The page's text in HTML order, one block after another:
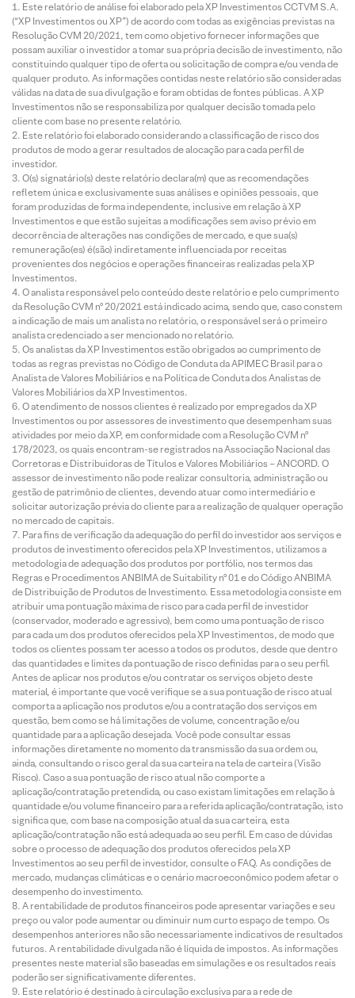
Este relatório de análise foi elaborado pela XP Investimentos CCTVM S.A.
(“XP Investimentos ou XP”) de acordo com todas as exigências previstas na
Resolução CVM 20/2021, tem como objetivo fornecer informações que
possam auxiliar o investidor a tomar sua própria decisão de investimento, não
constituindo qualquer tipo de oferta ou solicitação de compra e/ou venda de
qualquer produto. As informações contidas neste relatório são consideradas
válidas na data de sua divulgação e foram obtidas de fontes públicas. A XP
Investimentos não se responsabiliza por qualquer decisão tomada pelo
cliente com base no presente relatório.
Este relatório foi elaborado considerando a classificação de risco dos
produtos de modo a gerar resultados de alocação para cada perfil de
investidor.
O(s) signatário(s) deste relatório declara(m) que as recomendações
refletem única e exclusivamente suas análises e opiniões pessoais, que
foram produzidas de forma independente, inclusive em relação à XP
Investimentos e que estão sujeitas a modificações sem aviso prévio em
decorrência de alterações nas condições de mercado, e que sua(s)
remuneração(es) é(são) indiretamente influenciada por receitas
provenientes dos negócios e operações financeiras realizadas pela XP
Investimentos.
O analista responsável pelo conteúdo deste relatório e pelo cumprimento
da Resolução CVM nº 20/2021 está indicado acima, sendo que, caso constem
a indicação de mais um analista no relatório, o responsável será o primeiro
analista credenciado a ser mencionado no relatório.
Os analistas da XP Investimentos estão obrigados ao cumprimento de
todas as regras previstas no Código de Conduta da APIMEC Brasil para o
Analista de Valores Mobiliários e na Política de Conduta dos Analistas de
Valores Mobiliários da XP Investimentos.
O atendimento de nossos clientes é realizado por empregados da XP
Investimentos ou por assessores de investimento que desempenham suas
atividades por meio da XP, em conformidade com a Resolução CVM nº
178/2023, os quais encontram-se registrados na Associação Nacional das
Corretoras e Distribuidoras de Títulos e Valores Mobiliários – ANCORD. O
assessor de investimento não pode realizar consultoria, administração ou
gestão de patrimônio de clientes, devendo atuar como intermediário e
solicitar autorização prévia do cliente para a realização de qualquer operação
no mercado de capitais.
Para fins de verificação da adequação do perfil do investidor aos serviços e
produtos de investimento oferecidos pela XP Investimentos, utilizamos a
metodologia de adequação dos produtos por portfólio, nos termos das
Regras e Procedimentos ANBIMA de Suitability nº 01 e do Código ANBIMA
de Distribuição de Produtos de Investimento. Essa metodologia consiste em
atribuir uma pontuação máxima de risco para cada perfil de investidor
(conservador, moderado e agressivo), bem como uma pontuação de risco
para cada um dos produtos oferecidos pela XP Investimentos, de modo que
todos os clientes possam ter acesso a todos os produtos, desde que dentro
das quantidades e limites da pontuação de risco definidas para o seu perfil.
Antes de aplicar nos produtos e/ou contratar os serviços objeto deste
material, é importante que você verifique se a sua pontuação de risco atual
comporta a aplicação nos produtos e/ou a contratação dos serviços em
questão, bem como se há limitações de volume, concentração e/ou
quantidade para a aplicação desejada. Você pode consultar essas
informações diretamente no momento da transmissão da sua ordem ou,
ainda, consultando o risco geral da sua carteira na tela de carteira (Visão
Risco). Caso a sua pontuação de risco atual não comporte a
aplicação/contratação pretendida, ou caso existam limitações em relação à
quantidade e/ou volume financeiro para a referida aplicação/contratação, isto
significa que, com base na composição atual da sua carteira, esta
aplicação/contratação não está adequada ao seu perfil. Em caso de dúvidas
sobre o processo de adequação dos produtos oferecidos pela XP
Investimentos ao seu perfil de investidor, consulte o FAQ. As condições de
mercado, mudanças climáticas e o cenário macroeconômico podem afetar o
desempenho do investimento.
A rentabilidade de produtos financeiros pode apresentar variações e seu
preço ou valor pode aumentar ou diminuir num curto espaço de tempo. Os
desempenhos anteriores não são necessariamente indicativos de resultados
futuros. A rentabilidade divulgada não é líquida de impostos. As informações
presentes neste material são baseadas em simulações e os resultados reais
poderão ser significativamente diferentes.
Este relatório é destinado à circulação exclusiva para a rede de